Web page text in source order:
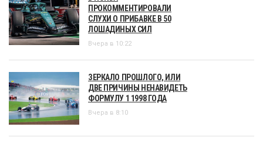
ПРОКОММЕНТИРОВАЛИ
СЛУХИ О ПРИБАВКЕ В 50
ЛОШАДИНЫХ СИЛ
Вчера в 10:22
ЗЕРКАЛО ПРОШЛОГО, ИЛИ
ДВЕ ПРИЧИНЫ НЕНАВИДЕТЬ
ФОРМУЛУ 1 1998 ГОДА
Вчера в 8:10